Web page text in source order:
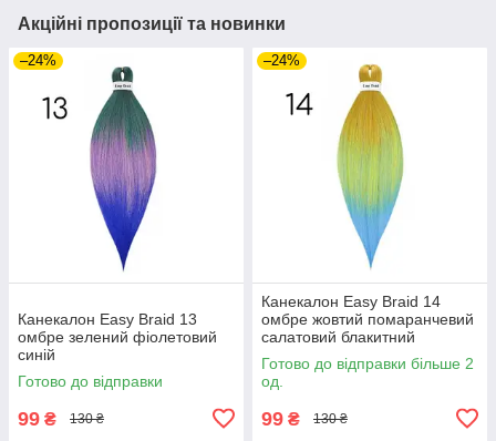
Акційні пропозиції та новинки
–24%
Канекалон Easy Braid 13
омбре зелений фіолетовий
синій
Готово до відправки
99 ₴ 130 ₴
–24%
Канекалон Easy Braid 14
омбре жовтий помаранчевий
салатовий блакитний
Готово до відправки більше 2
од.
99 ₴ 130 ₴